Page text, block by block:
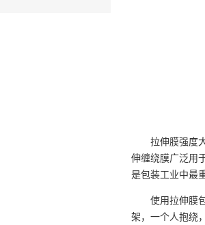
拉伸膜强度
伸缠绕膜广泛用
是包装工业中最
使用拉伸膜
架，一个人抱绕